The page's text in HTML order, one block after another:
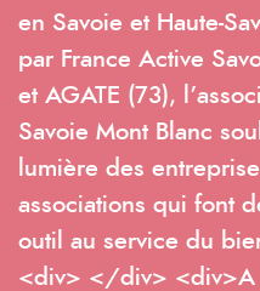
en Savoie et Haute-
par France Active
et AGATE (73),
Savoie Mont Blanc
lumière des
associations qui font
outil au service du
<div> </div> <div>A